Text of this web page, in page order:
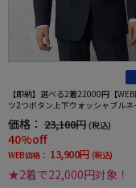
【即納】選べる2着22000円【
ツ2つボタン上下ウォッシャブル
価格： 23,100円 (税込)
40%off
WEB価格： 13,900円 (税込)
★2着で22,000円対象！